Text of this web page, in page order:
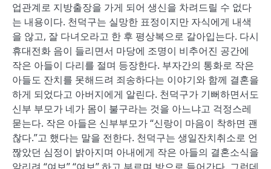
업관계로 지방출장을 가게 되어 생신을 차려드릴 수 없다
는 내용이다. 천덕구는 실망한 표정이지만 자식에게 내색
을 않고, 잘 다녀오라고 한 후 평상복으로 갈아입는다. 다시
휴대전화 음이 들리면서 마당에 조명이 비추어진 공간에
작은 아들이 다리를 절며 등장한다. 부자간의 통화로 작은
아들도 잔치를 못해드려 죄송하다는 이야기와 함께 결혼을
하게 되었다고 아버지에게 알린다. 천덕구가 기뻐하면서도
신부 부모가 네가 몸이 불구라는 것을 아느냐고 걱정스레
묻는다. 작은 아들은 신부부모가 “신랑이 마음이 착하면 괜
찮다.”고 했다는 말을 전한다. 천덕구는 생일잔치취소로 언
짢았던 심정이 밝아지며 아내에게 작은 아들의 결혼소식을